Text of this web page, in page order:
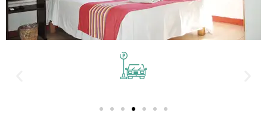
Contáctanos
( +52) 312 103 70 61